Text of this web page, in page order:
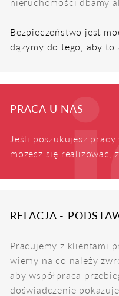
Bezpieczeństwo jest
dążymy do tego, aby to
PRACA U NAS
Jeśli poszukujesz
możesz się realizować,
RELACJA -
Pracujemy z klientami
wiemy na co należy
aby współpraca
doświadczenie